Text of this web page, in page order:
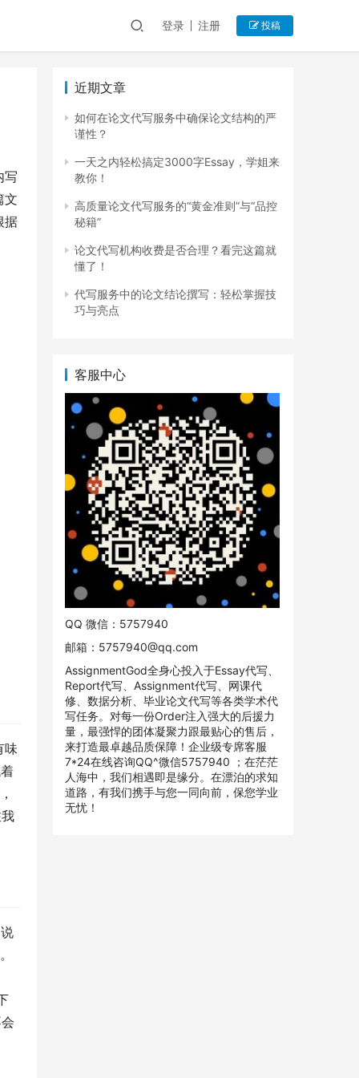
登录 注册 投稿
写
文
据
味
近期文章
如何在论文代写服务中确保论文结构的严
谨性？
一天之内轻松搞定3000字Essay，学姐来
教你！
高质量论文代写服务的“黄金准则”与“品控
秘籍”
论文代写机构收费是否合理？看完这篇就
懂了！
代写服务中的论文结论撰写：轻松掌握技
巧与亮点
客服中心
QQ 微信：5757940
邮箱： 5757940@qq.com
AssignmentGod全身心投入于Essay代写、
Report代写、Assignment代写、网课代
修、数据分析、毕业论文代写等各类学术代
写任务。对每一份Order注入强大的后援力
量，最强悍的团体凝聚力跟最贴心的售后，
来打造最卓越品质保障！企业级专席客服
7*24在线咨询QQ^微信5757940 ；在茫茫
人海中，我们相遇即是缘分。在漂泊的求知
道路，有我们携手与您一同向前，保您学业
无忧！